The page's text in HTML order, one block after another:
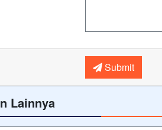
Submit
Lainnya